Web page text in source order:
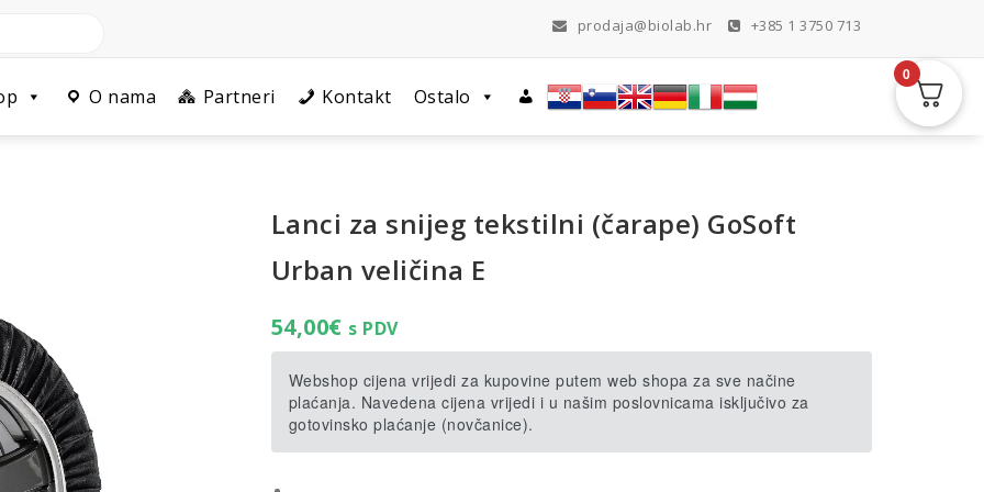
prodaja@biolab.hr +385 1 3750 713
O nama Partneri Kontakt Ostalo
Lanci za snijeg tekstilni (čarape) GoSoft
Urban veličina E
54,00€ s PDV
Webshop cijena vrijedi za kupovine putem web shopa za sve načine
plaćanja. Navedena cijena vrijedi i u našim poslovnicama isključivo za
gotovinsko plaćanje (novčanice).
0